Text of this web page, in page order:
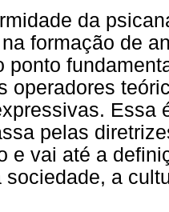
da
formação de
ponto
operadores
Essa
pelas
e vai até a
sociedade, a